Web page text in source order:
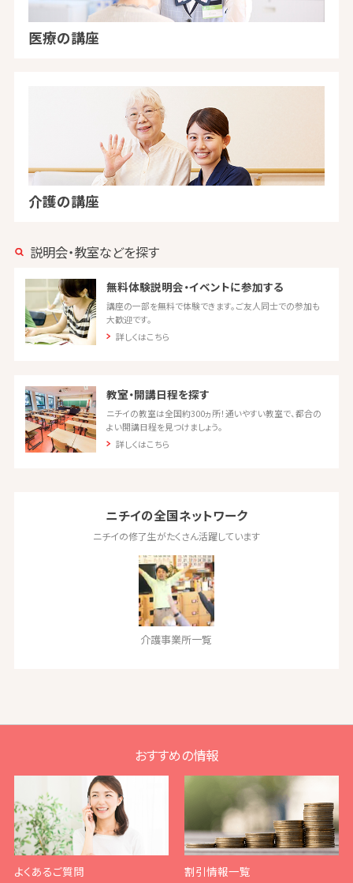
医療の講座
介護の講座
説明会・教室などを探す
無料体験説明会・イベントに参加する
講座の一部を無料で体験できます。ご友人同士での参加も
大歓迎です。
詳しくはこちら
教室・開講日程を探す
ニチイの教室は全国約300ヵ所！通いやすい教室で、都合の
よい開講日程を見つけましょう。
詳しくはこちら
ニチイの全国ネットワーク
ニチイの修了生がたくさん活躍しています
介護事業所一覧
おすすめの情報
よくあるご質問 割引情報一覧